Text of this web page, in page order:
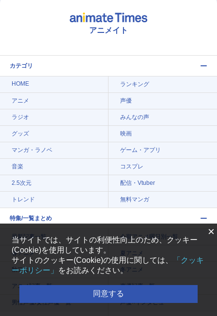
アニメイト
カテゴリ
HOME ランキング
アニメ 声優
ラジオ みんなの声
グッズ 映画
マンガ・ラノベ ゲーム・アプリ
音楽 コスプレ
2.5次元 配信・Vtuber
トレンド 無料マンガ
特集/一覧まとめ
最新記事一覧 今期アニメ曜日別一覧
春アニメ 夏アニメ
秋アニメ 冬アニメ
アニメ記事一覧 声優記事一覧
男性声優/女性声優一覧 声優×インタビュー
×
当サイトでは、サイトの利便性向上のため、クッキー
(Cookie)を使用しています。
サイトのクッキー(Cookie)の使用に関しては、
「クッキ
ーポリシー」
をお読みください。
同意する